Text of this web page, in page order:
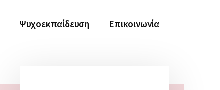
Ψυχοεκπαίδευση Επικοινωνία